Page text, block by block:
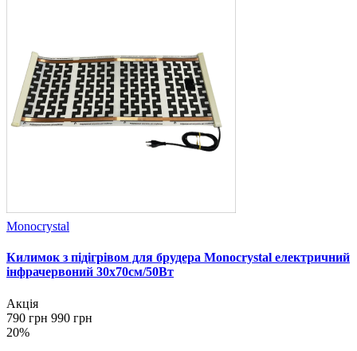
Monocrystal
Килимок з підігрівом для брудера Monocrystal електричний
інфрачервоний 30х70см/50Вт
Акція
790 грн 990 грн
20%